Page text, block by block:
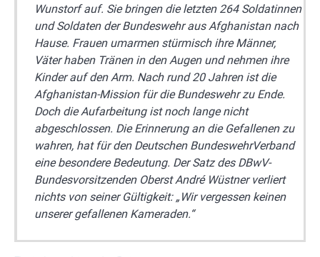
Wunstorf auf. Sie bringen die letzten 264 Soldatinnen
und Soldaten der Bundeswehr aus Afghanistan nach
Hause. Frauen umarmen stürmisch ihre Männer,
Väter haben Tränen in den Augen und nehmen ihre
Kinder auf den Arm. Nach rund 20 Jahren ist die
Afghanistan-Mission für die Bundeswehr zu Ende.
Doch die Aufarbeitung ist noch lange nicht
abgeschlossen. Die Erinnerung an die Gefallenen zu
wahren, hat für den Deutschen BundeswehrVerband
eine besondere Bedeutung. Der Satz des DBwV-
Bundesvorsitzenden Oberst André Wüstner verliert
nichts von seiner Gültigkeit: „Wir vergessen keinen
unserer gefallenen Kameraden.“